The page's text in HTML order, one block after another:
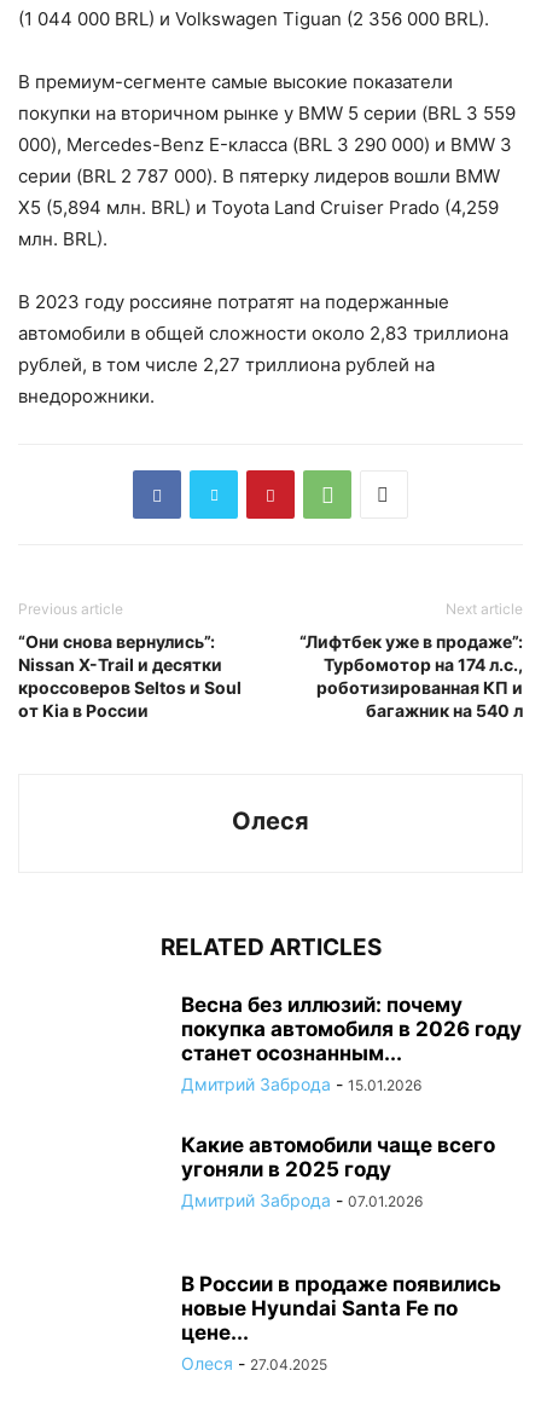
(1 044 000 BRL) и Volkswagen Tiguan (2 356 000 BRL).
В премиум-сегменте самые высокие показатели
покупки на вторичном рынке у BMW 5 серии (BRL 3 559
000), Mercedes-Benz E-класса (BRL 3 290 000) и BMW 3
серии (BRL 2 787 000). В пятерку лидеров вошли BMW
X5 (5,894 млн. BRL) и Toyota Land Cruiser Prado (4,259
млн. BRL).
В 2023 году россияне потратят на подержанные
автомобили в общей сложности около 2,83 триллиона
рублей, в том числе 2,27 триллиона рублей на
внедорожники.
Previous article
“Они снова вернулись”:
Nissan X-Trail и десятки
кроссоверов Seltos и Soul
от Kia в России
Next article
“Лифтбек уже в продаже”:
Турбомотор на 174 л.с.,
роботизированная КП и
багажник на 540 л
Олеся
RELATED ARTICLES
Весна без иллюзий: почему
покупка автомобиля в 2026 году
станет осознанным...
Дмитрий Заброда - 15.01.2026
Какие автомобили чаще всего
угоняли в 2025 году
Дмитрий Заброда - 07.01.2026
В России в продаже появились
новые Hyundai Santa Fe по
цене...
Олеся - 27.04.2025